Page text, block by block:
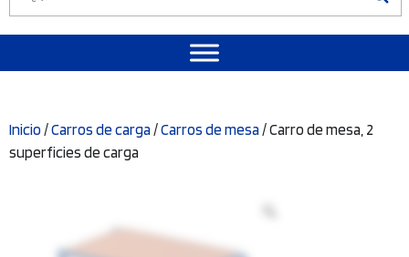
Inicio /Carros de carga /Carros de mesa / Carro de mesa, 2
superficies de carga